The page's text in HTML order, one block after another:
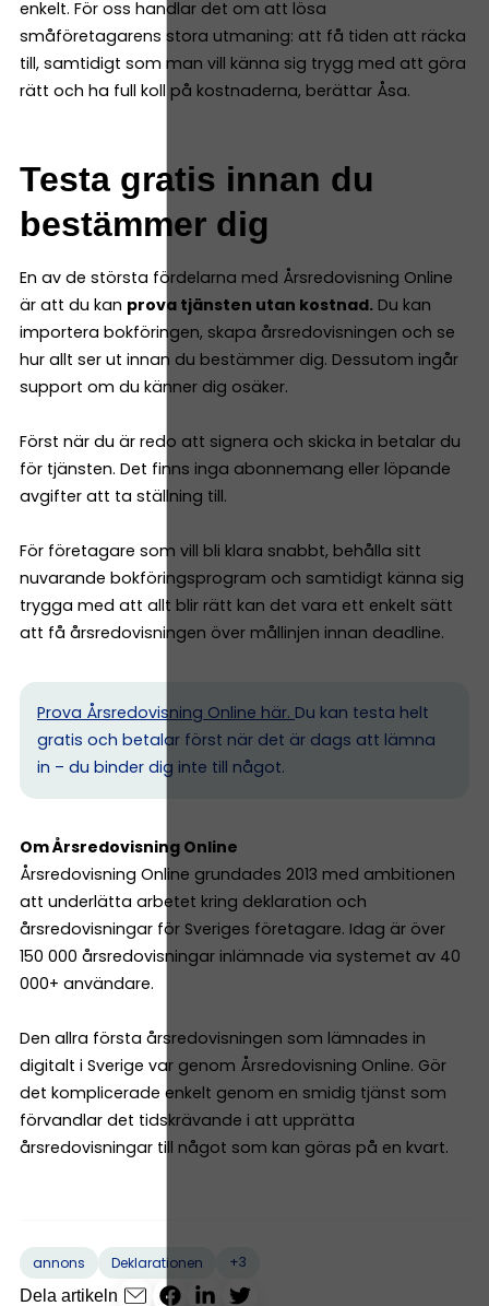
enkelt. För oss handlar det om att lösa
småföretagarens stora utmaning: att få tiden att räcka
till, samtidigt som man vill känna sig trygg med att göra
rätt och ha full koll på kostnaderna, berättar Åsa.
Testa gratis innan du
bestämmer dig
En av de största fördelarna med Årsredovisning Online
är att du kan prova tjänsten utan kostnad. Du kan
importera bokföringen, skapa årsredovisningen och se
hur allt ser ut innan du bestämmer dig. Dessutom ingår
support om du känner dig osäker.
Först när du är redo att signera och skicka in betalar du
för tjänsten. Det finns inga abonnemang eller löpande
avgifter att ta ställning till.
För företagare som vill bli klara snabbt, behålla sitt
nuvarande bokföringsprogram och samtidigt känna sig
trygga med att allt blir rätt kan det vara ett enkelt sätt
att få årsredovisningen över mållinjen innan deadline.
Prova Årsredovisning Online här. Du kan testa helt
gratis och betalar först när det är dags att lämna
in – du binder dig inte till något.
Om Årsredovisning Online
Årsredovisning Online grundades 2013 med ambitionen
att underlätta arbetet kring deklaration och
årsredovisningar för Sveriges företagare. Idag är över
150 000 årsredovisningar inlämnade via systemet av 40
000+ användare.
Den allra första årsredovisningen som lämnades in
digitalt i Sverige var genom Årsredovisning Online. Gör
det komplicerade enkelt genom en smidig tjänst som
förvandlar det tidskrävande i att upprätta
årsredovisningar till något som kan göras på en kvart.
annons Deklarationen
+3
Dela artikeln